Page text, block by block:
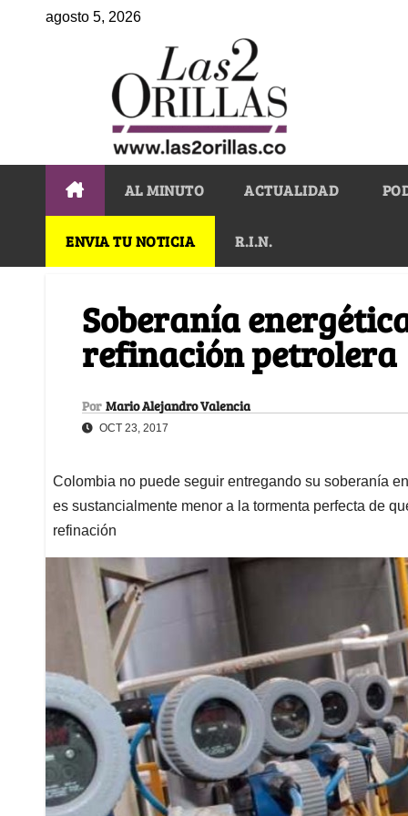
agosto 5, 2026
AL MINUTO ACTUALIDAD
ENVIA TU NOTICIA R.I.N.
Soberanía
refinación petrolera
Por Mario Alejandro Valencia
OCT 23, 2017
Colombia no puede seguir entregando su soberanía
es sustancialmente menor a la tormenta perfecta de
refinación